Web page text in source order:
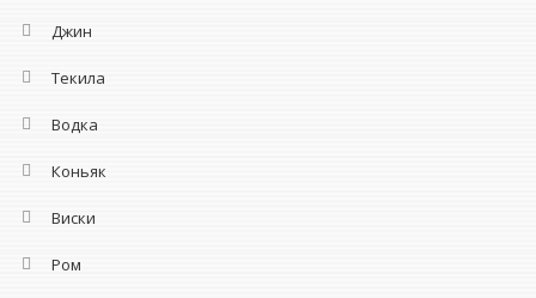
Джин
Текила
Водка
Коньяк
Виски
Ром